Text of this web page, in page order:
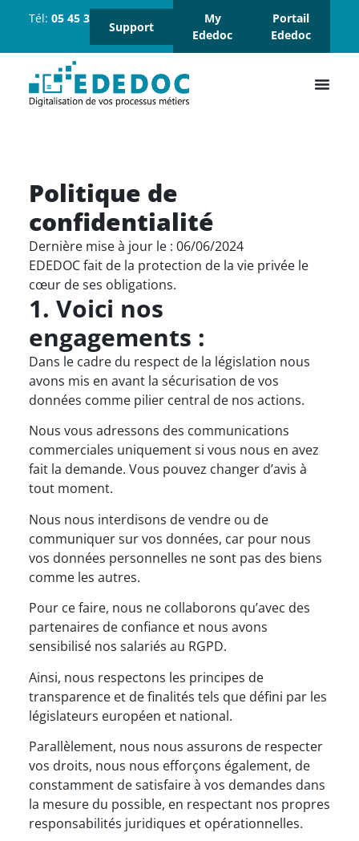
Tél: 05 45 37 18 18
nous :
Support
My
Ededoc
Portail
Ededoc
Politique de
confidentialité
Dernière mise à jour le : 06/06/2024
EDEDOC fait de la protection de la vie privée le
cœur de ses obligations.
1. Voici nos
engagements :
Dans le cadre du respect de la législation nous
avons mis en avant la sécurisation de vos
données comme pilier central de nos actions.
Nous vous adressons des communications
commerciales uniquement si vous nous en avez
fait la demande. Vous pouvez changer d’avis à
tout moment.
Nous nous interdisons de vendre ou de
communiquer sur vos données, car pour nous
vos données personnelles ne sont pas des biens
comme les autres.
Pour ce faire, nous ne collaborons qu’avec des
partenaires de confiance et nous avons
sensibilisé nos salariés au RGPD.
Ainsi, nous respectons les principes de
transparence et de finalités tels que défini par les
législateurs européen et national.
Parallèlement, nous nous assurons de respecter
vos droits, nous nous efforçons également, de
constamment de satisfaire à vos demandes dans
la mesure du possible, en respectant nos propres
responsabilités juridiques et opérationnelles.